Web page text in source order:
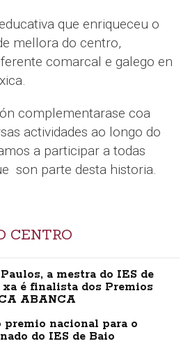
que enriqueceu o
mellora do centro,
comarcal e galego en
complementarase coa
actividades ao longo do
a participar a todas
son parte desta historia.
CENTRO
a mestra do IES de
xa é finalista dos Premios
ABANCA
premio nacional para o
do IES de Baio